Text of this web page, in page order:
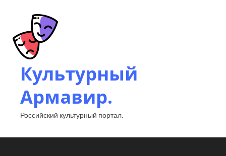
Культурный
Армавир.
Российский культурный портал.